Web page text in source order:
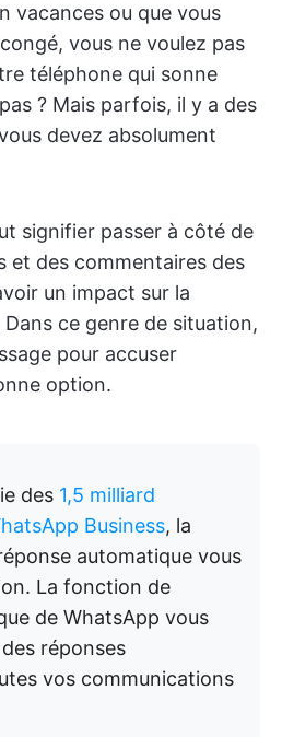
vacances ou que vous
vous ne voulez pas
téléphone qui sonne
? Mais parfois, il y a des
devez absolument
signifier passer à côté de
et des commentaires des
un impact sur la
ce genre de situation,
pour accuser
option.
des 1,5 milliard
Business, la
automatique vous
La fonction de
de WhatsApp vous
réponses
vos communications